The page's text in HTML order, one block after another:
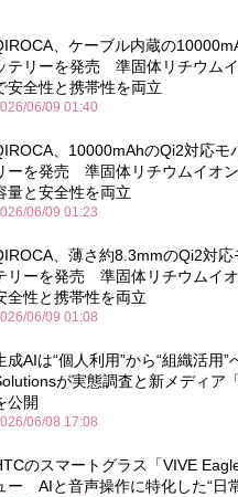
、ケーブル内蔵の
テリーを発売 準固体リチウム
安全性と携帯性を両立
06/09 01:40
、10000mAhのQi2対応モ
ーを発売 準固体リチウムイオ
量と安全性を両立
06/09 01:23
、薄さ約8.3mmのQi2対応
リーを発売 準固体リチウムイ
全性と携帯性を両立
06/09 01:08
成AIは“個人利用”から“組織活用
が実態調査と新メディア
公開
06/08 17:08
のスマートグラス「VIVE
ー AIと音声操作に特化した“日